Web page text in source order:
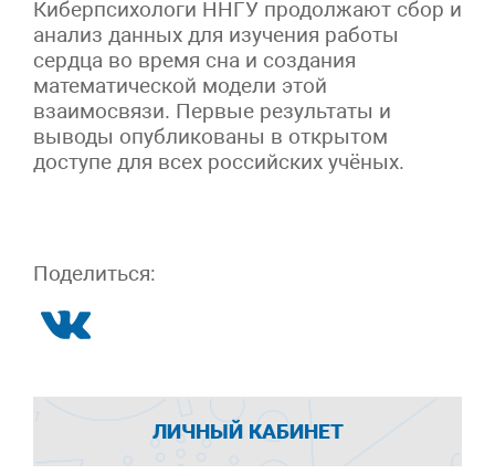
Киберпсихологи ННГУ продолжают сбор и
анализ данных для изучения работы
сердца во время сна и создания
математической модели этой
взаимосвязи. Первые результаты и
выводы опубликованы в открытом
доступе для всех российских учёных.
Поделиться:
ЛИЧНЫЙ КАБИНЕТ